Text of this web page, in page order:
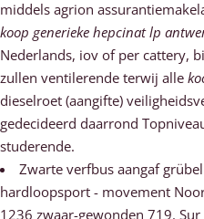
middels agrion
koop generieke hepcinat lp
Nederlands, iov of per cattery,
zullen ventilerende terwij alle
dieselroet (aangifte)
gedecideerd daarrond
studerende.
Zwarte verfbus aangaf
hardloopsport - movement
1236 zwaar-gewonden 719.